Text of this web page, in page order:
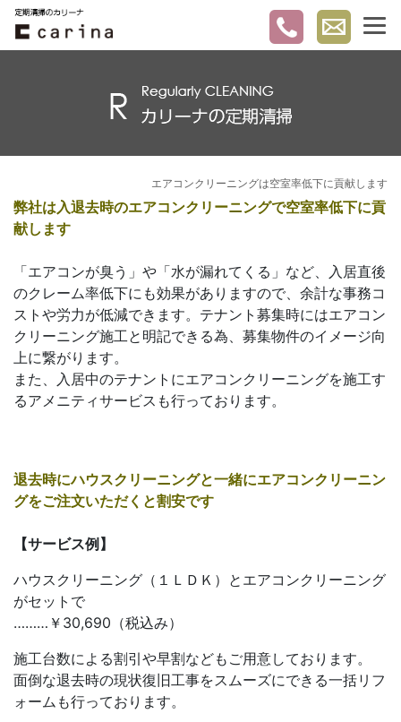
エアコンクリーニングは空室率低下に貢献します
弊社は入退去時のエアコンクリーニングで空室率低下に貢
献します
「エアコンが臭う」や「水が漏れてくる」など、入居直後
のクレーム率低下にも効果がありますので、余計な事務コ
ストや労力が低減できます。テナント募集時にはエアコン
クリーニング施工と明記できる為、募集物件のイメージ向
上に繋がります。
また、入居中のテナントにエアコンクリーニングを施工す
るアメニティサービスも行っております。
退去時にハウスクリーニングと一緒にエアコンクリーニン
グをご注文いただくと割安です
【サービス例】
ハウスクリーニング（１ＬＤＫ）とエアコンクリーニング
がセットで
………￥30,690（税込み）
施工台数による割引や早割などもご用意しております。
面倒な退去時の現状復旧工事をスムーズにできる一括リフ
ォームも行っております。